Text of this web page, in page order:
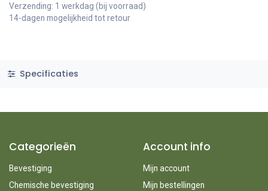
Verzending: 1 werkdag (bij voorraad)
14-dagen mogelijkheid tot retour
Specificaties
Categorieën
Bevestiging
Chemische bevestiging
Account info
Mijn account
Mijn bestellingen